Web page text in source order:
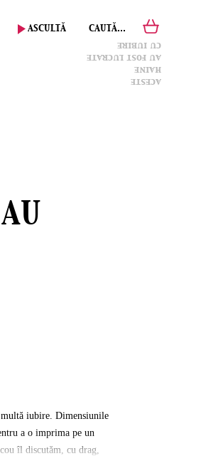
ASCULTĂ CAUTĂ...
aceste
haine
au fost lucrate
cu iubire
iubire. Dimensiunile
a o imprima pe un
îl discutăm, cu drag,